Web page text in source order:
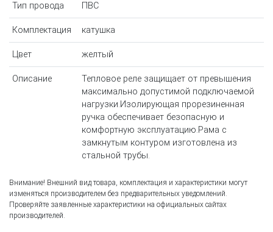
Тип провода ПВС
Комплектация катушка
Цвет желтый
Описание
Тепловое реле защищает от превышения
максимально допустимой подключаемой
нагрузки.Изолирующая прорезиненная
ручка обеспечивает безопасную и
комфортную эксплуатацию.Рама с
замкнутым контуром изготовлена из
стальной трубы.
Внимание! Внешний вид товара, комплектация и характеристики могут
изменяться производителем без предварительных уведомлений.
Проверяйте заявленные характеристики на официальных сайтах
производителей.